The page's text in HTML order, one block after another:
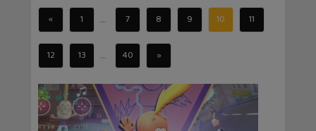
« 1 ... 7 8 9 10 11
12 13 ... 40 »